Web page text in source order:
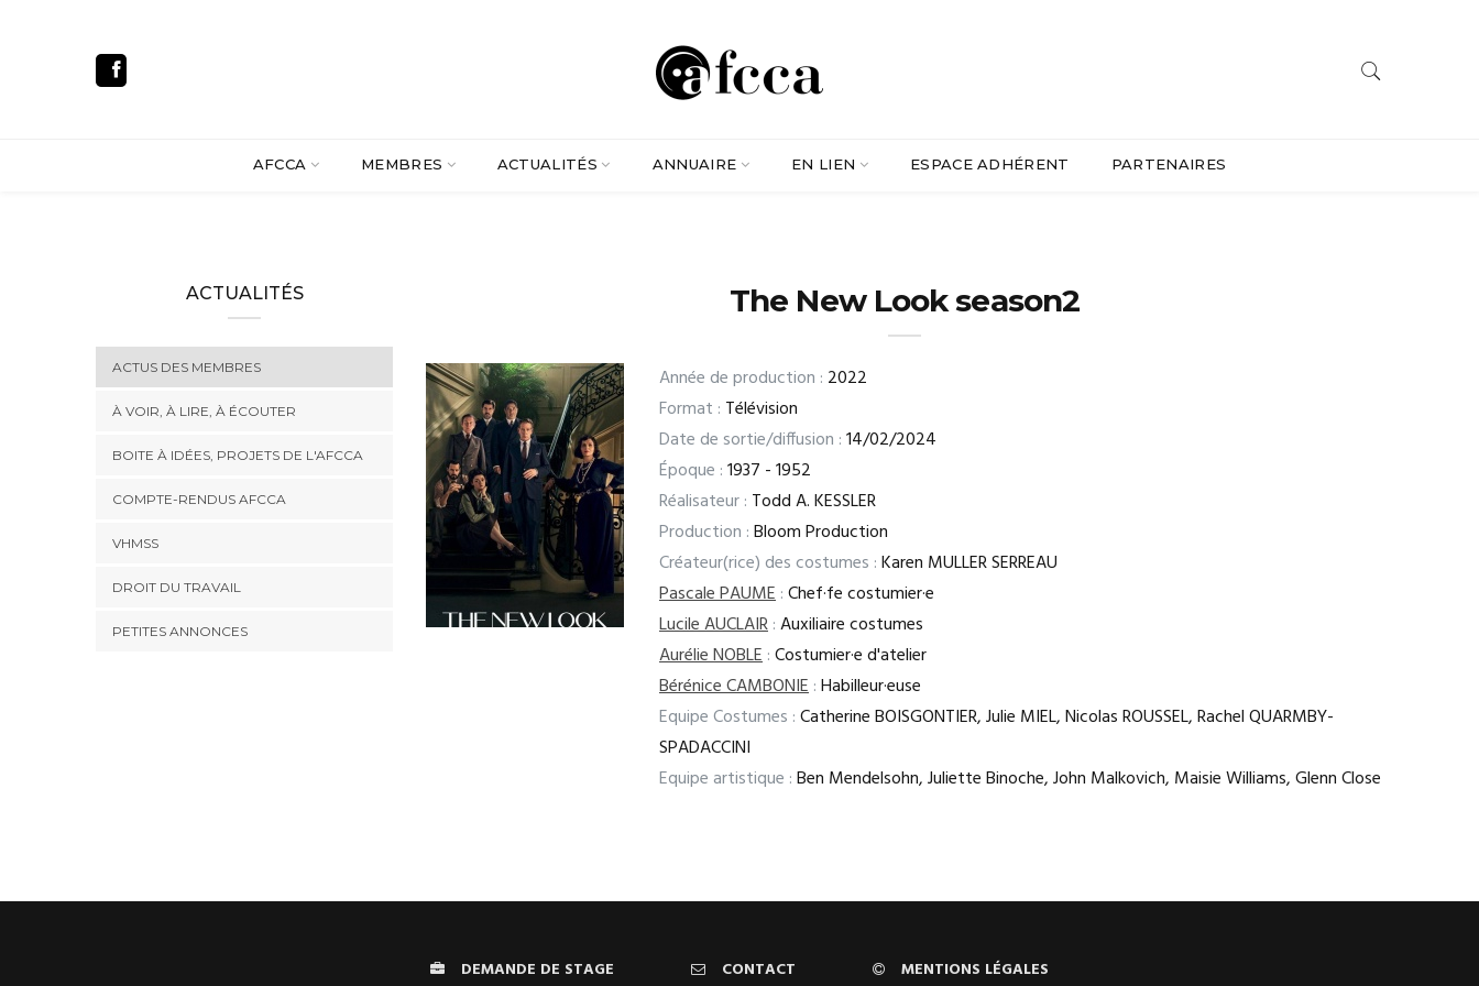
AFCCA MEMBRES ACTUALITÉS ANNUAIRE EN LIEN ESPACE ADHÉRENT PARTENAIRES
The New Look season2
Année de production : 2022
Format : Télévision
Date de sortie/diffusion :14/02/2024
Époque :1937 - 1952
Réalisateur : Todd A. KESSLER
Production :Bloom Production
Créateur(rice) des costumes :Karen MULLER SERREAU
Pascale PAUME:Chef·fe costumier·e
Lucile AUCLAIR:Auxiliaire costumes
Aurélie NOBLE:Costumier·e d'atelier
Bérénice CAMBONIE:Habilleur·euse
Equipe Costumes :Catherine BOISGONTIER, Julie MIEL, Nicolas ROUSSEL, Rachel QUARMBY-
SPADACCINI
Equipe artistique :Ben Mendelsohn, Juliette Binoche, John Malkovich, Maisie Williams, Glenn Close
ACTUALITÉS
ACTUS DES MEMBRES
À VOIR, À LIRE, À ÉCOUTER
BOITE À IDÉES, PROJETS DE L'AFCCA
COMPTE-RENDUS AFCCA
VHMSS
DROIT DU TRAVAIL
PETITES ANNONCES
DEMANDE DE STAGE CONTACT MENTIONS LÉGALES